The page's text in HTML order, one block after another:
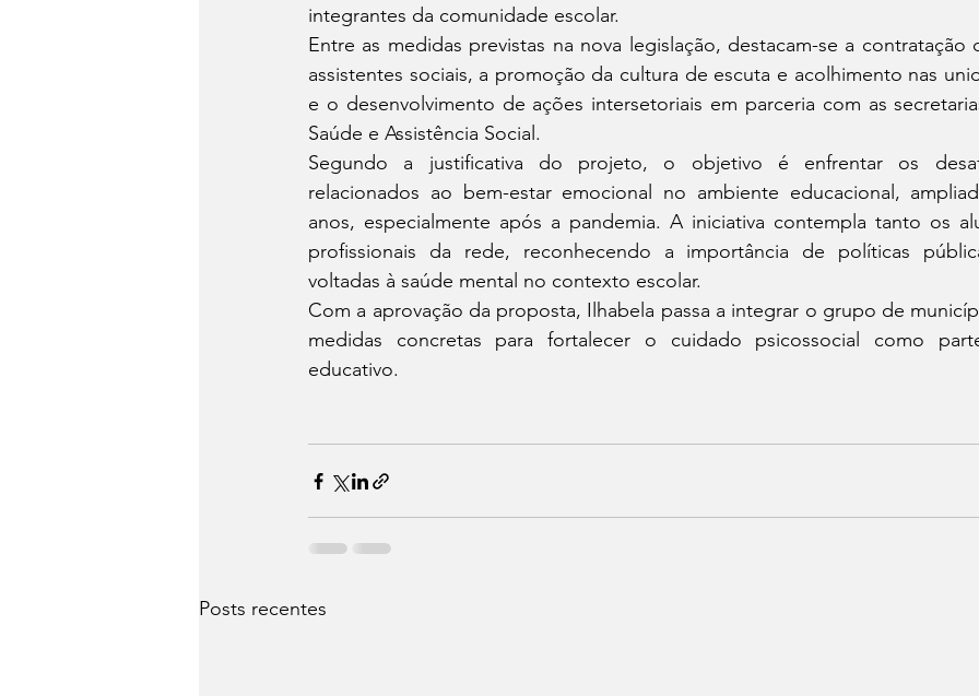
integrantes da comunidade escolar.
Entre as medidas previstas na nova legislação, destacam-se a contratação
assistentes sociais, a promoção da cultura de escuta e acolhimento nas
e o desenvolvimento de ações intersetoriais em parceria com as
Saúde e Assistência Social.
Segundo a justificativa do projeto, o objetivo é enfrentar os
relacionados ao bem-estar emocional no ambiente educacional,
anos, especialmente após a pandemia. A iniciativa contempla tanto os
profissionais da rede, reconhecendo a importância de políticas
voltadas à saúde mental no contexto escolar.
Com a aprovação da proposta, Ilhabela passa a integrar o grupo de
medidas concretas para fortalecer o cuidado psicossocial como
educativo.
Posts recentes